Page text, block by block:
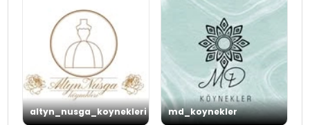
altyn_nusga_koynekleri md_koynekler